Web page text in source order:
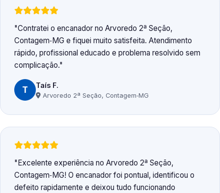
Contratei o encanador no Arvoredo 2ª Seção,
Contagem‑MG e fiquei muito satisfeita. Atendimento
rápido, profissional educado e problema resolvido sem
complicação.
T Taís F.
Arvoredo 2ª Seção, Contagem‑MG
Excelente experiência no Arvoredo 2ª Seção,
Contagem‑MG! O encanador foi pontual, identificou o
defeito rapidamente e deixou tudo funcionando